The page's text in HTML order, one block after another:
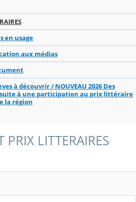
en usage
aux médias
à découvrir / NOUVEAU 2026 Des
à une participation au prix littéraire
la région
PRIX LITTERAIRES